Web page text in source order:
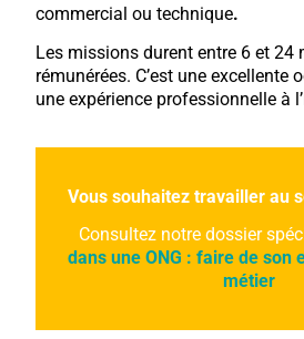
commercial ou technique.
Les missions durent entre 6 et 24
rémunérées. C’est une excellente
une expérience professionnelle à
Vous souhaitez travailler au
Consultez notre dossier
dans une ONG : faire de son
métier